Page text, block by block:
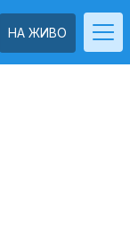
НА ЖИВО